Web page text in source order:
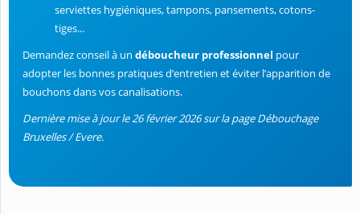
serviettes hygiéniques, tampons, pansements, cotons-
tiges...
Demandez conseil à un déboucheur professionnel pour
adopter les bonnes pratiques d’entretien et éviter l’apparition de
bouchons dans vos canalisations.
Dernière mise à jour le 26 février 2026 sur la page Débouchage
Bruxelles / Evere.